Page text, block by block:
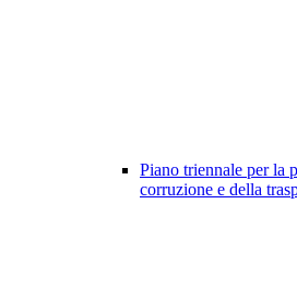
Piano triennale per la
corruzione e della